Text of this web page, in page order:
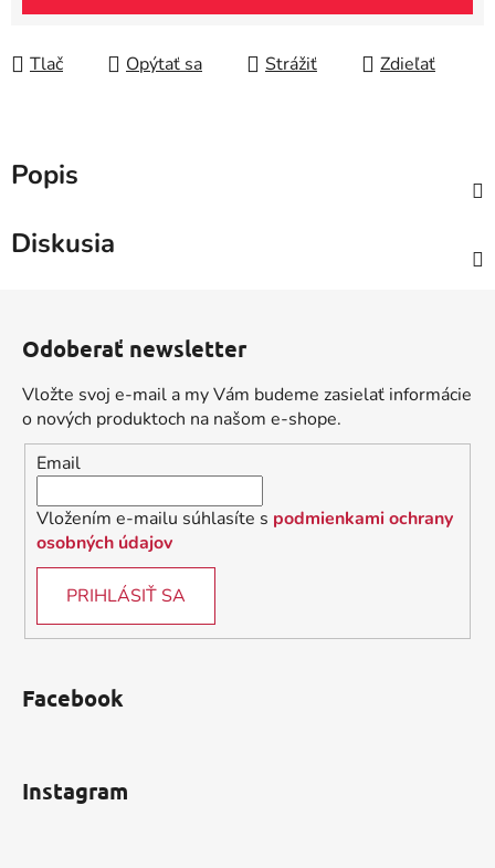
Tlač Opýtať sa Strážiť Zdieľať
Popis
Diskusia
Odoberať newsletter
Vložte svoj e-mail a my Vám budeme zasielať informácie
o nových produktoch na našom e-shope.
Email
Vložením e-mailu súhlasíte s podmienkami ochrany
osobných údajov
PRIHLÁSIŤ SA
Facebook
Instagram